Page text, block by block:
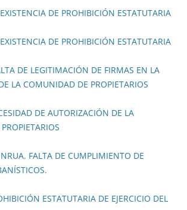
DE PROHIBICIÓN ESTATUTARIA
DE PROHIBICIÓN ESTATUTARIA
DE LEGITIMACIÓN DE FIRMAS EN LA
LA COMUNIDAD DE PROPIETARIOS
DE AUTORIZACIÓN DE LA
FALTA DE CUMPLIMIENTO DE
ESTATUTARIA DE EJERCICIO DEL